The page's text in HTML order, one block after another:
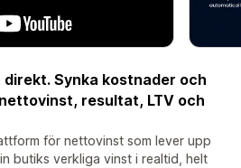
Synka kostnader och
resultat, LTV och
för nettovinst som lever upp
butiks verkliga vinst i realtid, helt